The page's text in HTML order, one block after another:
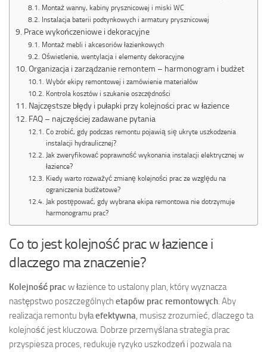
Montaż wanny, kabiny prysznicowej i miski WC
Instalacja baterii podtynkowych i armatury prysznicowej
Prace wykończeniowe i dekoracyjne
Montaż mebli i akcesoriów łazienkowych
Oświetlenie, wentylacja i elementy dekoracyjne
Organizacja i zarządzanie remontem – harmonogram i budżet
Wybór ekipy remontowej i zamówienie materiałów
Kontrola kosztów i szukanie oszczędności
Najczęstsze błędy i pułapki przy kolejności prac w łazience
FAQ – najczęściej zadawane pytania
Co zrobić, gdy podczas remontu pojawią się ukryte uszkodzenia
instalacji hydraulicznej?
Jak zweryfikować poprawność wykonania instalacji elektrycznej w
łazience?
Kiedy warto rozważyć zmianę kolejności prac ze względu na
ograniczenia budżetowe?
Jak postępować, gdy wybrana ekipa remontowa nie dotrzymuje
harmonogramu prac?
Co to jest kolejność prac w łazience i
dlaczego ma znaczenie?
Kolejność prac w łazience to ustalony plan, który wyznacza
następstwo poszczególnych etapów prac remontowych . Aby
realizacja remontu byłaefektywna , musisz zrozumieć, dlaczego ta
kolejność jest kluczowa. Dobrze przemyślana strategia prac
przyspiesza proces, redukuje ryzyko uszkodzeń i pozwala na